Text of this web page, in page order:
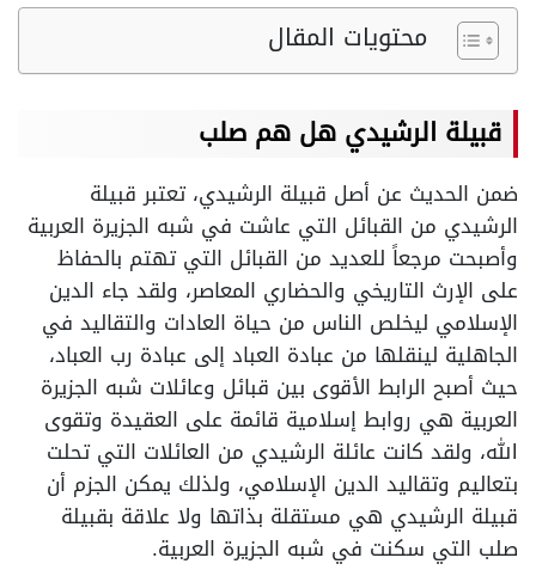
محتويات المقال
قبيلة الرشيدي هل هم صلب
ضمن الحديث عن أصل قبيلة الرشيدي، تعتبر قبيلة
الرشيدي من القبائل التي عاشت في شبه الجزيرة العربية
وأصبحت مرجعاً للعديد من القبائل التي تهتم بالحفاظ
على الإرث التاريخي والحضاري المعاصر، ولقد جاء الدين
الإسلامي ليخلص الناس من حياة العادات والتقاليد في
الجاهلية لينقلها من عبادة العباد إلى عبادة رب العباد،
حيث أصبح الرابط الأقوى بين قبائل وعائلات شبه الجزيرة
العربية هي روابط إسلامية قائمة على العقيدة وتقوى
الله، ولقد كانت عائلة الرشيدي من العائلات التي تحلت
بتعاليم وتقاليد الدين الإسلامي، ولذلك يمكن الجزم أن
قبيلة الرشيدي هي مستقلة بذاتها ولا علاقة بقبيلة
صلب التي سكنت في شبه الجزيرة العربية.